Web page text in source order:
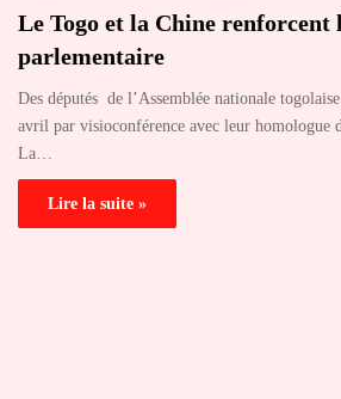
Le Togo et la Chine renforcent
parlementaire
Des députés de l’Assemblée nationale
avril par visioconférence avec leur homologue
La…
Lire la suite »